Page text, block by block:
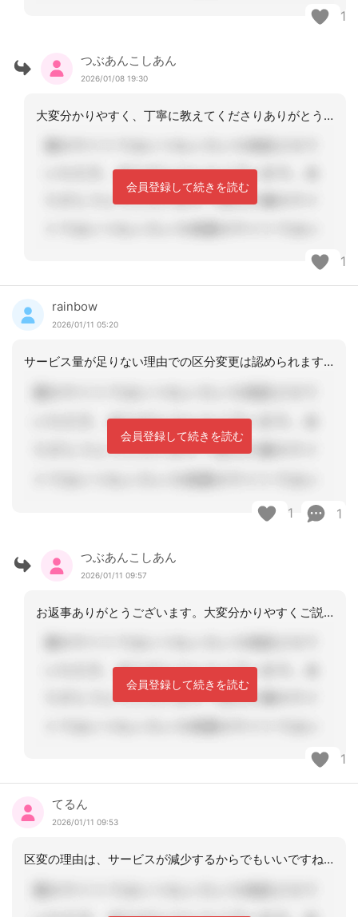
1
つぶあんこしあん
2026/01/08 19:30
大変分かりやすく、丁寧に教えてくださりありがとうございます！私の教わる態度に問題
会員登録して続きを読む
1
rainbow
2026/01/11 05:20
サービス量が足りない理由での区分変更は認められます。 Ｑ１．区変をかける事が決ま
会員登録して続きを読む
1 1
つぶあんこしあん
2026/01/11 09:57
お返事ありがとうございます。大変分かりやすくご説明いただき助かります。こちらの保
会員登録して続きを読む
1
てるん
2026/01/11 09:53
区変の理由は、サービスが減少するからでもいいですね。区変をかけたので、要支援2を